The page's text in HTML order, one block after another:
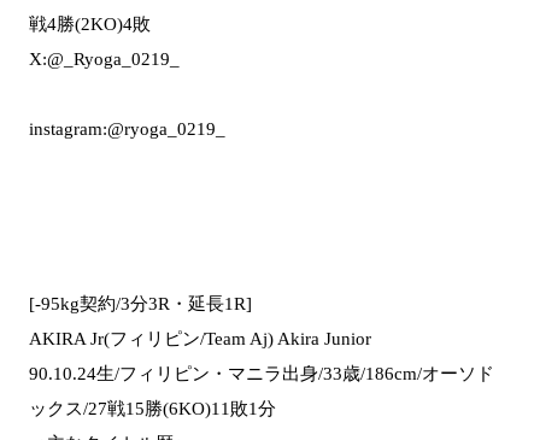
戦4勝(2KO)4敗
X:@_Ryoga_0219_
instagram:@ryoga_0219_
[-95kg契約/3分3R・延長1R]
AKIRA Jr(フィリピン/Team Aj) Akira Junior
90.10.24生/フィリピン・マニラ出身/33歳/186cm/オーソド
ックス/27戦15勝(6KO)11敗1分